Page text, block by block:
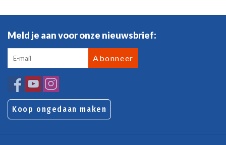
Meld je aan voor onze nieuwsbrief:
Abonneer
Koop ongedaan maken